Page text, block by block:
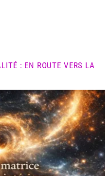
: EN ROUTE VERS LA